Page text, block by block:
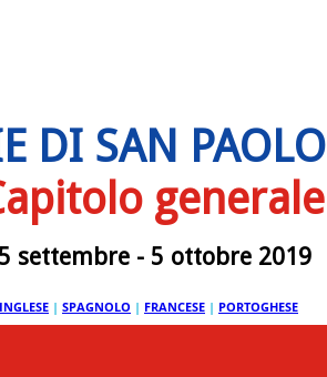
DI SAN PAOLO
generale
settembre - 5 ottobre 2019
INGLESE | SPAGNOLO | FRANCESE | PORTOGHESE